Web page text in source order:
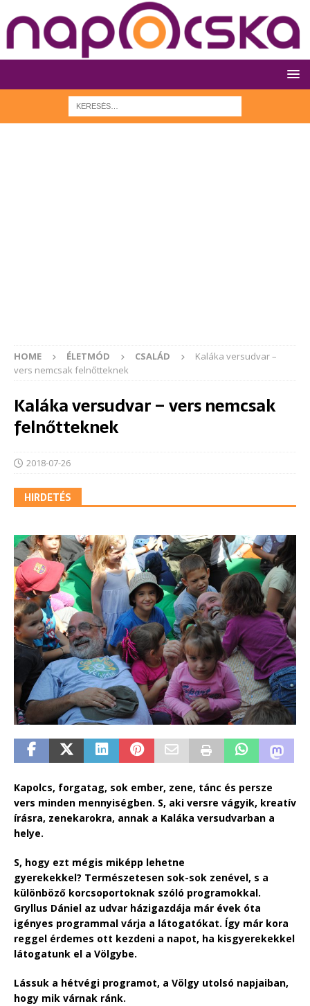
HOME ÉLETMÓD CSALÁD
Kaláka versudvar –
vers nemcsak felnőtteknek
Kaláka versudvar – vers nemcsak
felnőtteknek
2018-07-26
HIRDETÉS
Kapolcs, forgatag, sok ember, zene, tánc és persze
vers minden mennyiségben. S, aki versre vágyik, kreatív
írásra, zenekarokra, annak a Kaláka versudvarban a
helye.
S, hogy ezt mégis miképp lehetne
gyerekekkel? Természetesen sok-sok zenével, s a
különböző korcsoportoknak szóló programokkal.
Gryllus Dániel az udvar házigazdája már évek óta
igényes programmal várja a látogatókat. Így már kora
reggel érdemes ott kezdeni a napot, ha kisgyerekekkel
látogatunk el a Völgybe.
Lássuk a hétvégi programot, a Völgy utolsó napjaiban,
hogy mik várnak ránk.